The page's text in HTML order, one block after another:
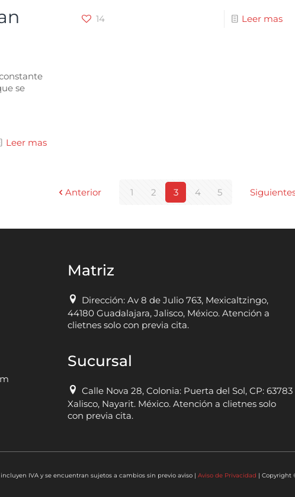
se
Leer mas
14 Leer mas
Anterior 1 2 3 4 5
Matriz
Dirección: Av 8 de Julio 763, Mexicaltzingo,
44180 Guadalajara, Jalisco, México. Atención a
clietnes solo con previa cita.
Sucursal
Calle Nova 28, Colonia: Puerta del Sol, CP: 63783
Xalisco, Nayarit. México. Atención a clietnes solo
con previa cita.
IVA y se encuentran sujetos a cambios sin previo aviso | Aviso de Privacidad | Copyright